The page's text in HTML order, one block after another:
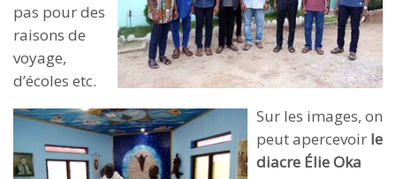
pas pour des
raisons de
voyage,
d’écoles etc.
Sur les images, on
peut apercevoir le
diacre Élie Oka